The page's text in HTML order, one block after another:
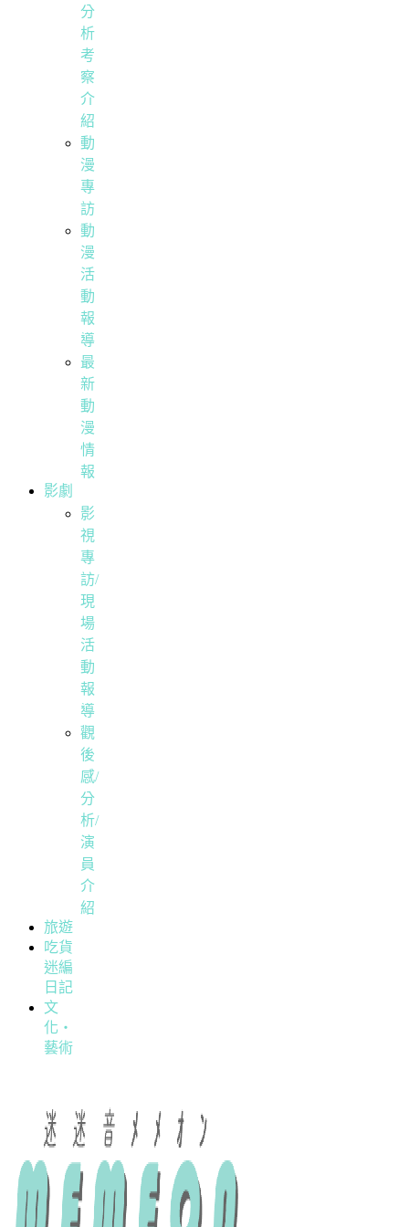
分
析
考
察
介
紹
動
漫
專
訪
動
漫
活
動
報
導
最
新
動
漫
情
報
影劇
影
視
專
訪/
現
場
活
動
報
導
觀
後
感/
分
析/
演
員
介
紹
旅遊
吃貨
迷編
日記
文
化・
藝術